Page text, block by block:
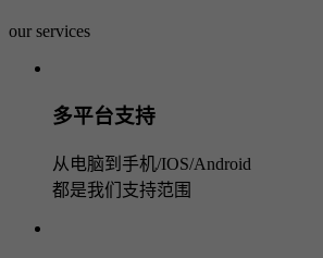
our services
多平台支持
从电脑到手机/IOS/Android
都是我们支持范围